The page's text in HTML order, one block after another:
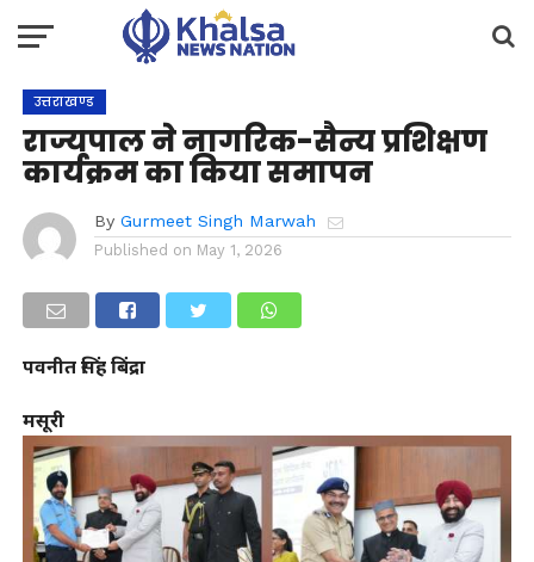
उत्तराखण्ड
राज्यपाल ने नागरिक-सैन्य प्रशिक्षण
कार्यक्रम का किया समापन
By Gurmeet Singh Marwah
Published on May 1, 2026
पवनीत सिंह बिंद्रा
मसूरी